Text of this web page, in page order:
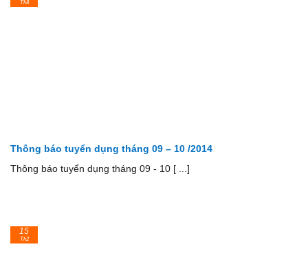
Thông báo tuyển dụng tháng 09 – 10 /2014
Thông báo tuyển dụng tháng 09 - 10 [ ...]
Th8
15
Th2